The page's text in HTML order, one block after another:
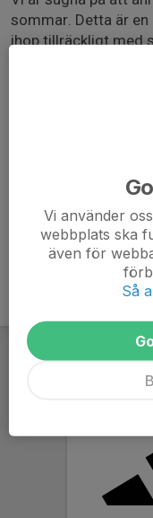
sommar. Detta är
ihop tillräckligt med
medvetna om att
hoppa av. Meddela
göra en anmäla och
till 1augusti. /
Vi använder
webbplats ska
även för
Så